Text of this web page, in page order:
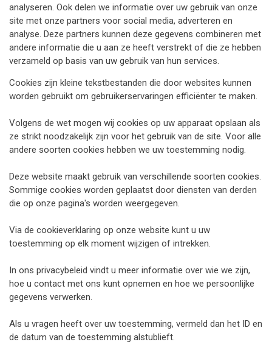
analyseren. Ook delen we informatie over uw gebruik van onze
site met onze partners voor social media, adverteren en
analyse. Deze partners kunnen deze gegevens combineren met
andere informatie die u aan ze heeft verstrekt of die ze hebben
verzameld op basis van uw gebruik van hun services.
Cookies zijn kleine tekstbestanden die door websites kunnen
worden gebruikt om gebruikerservaringen efficiënter te maken.
Volgens de wet mogen wij cookies op uw apparaat opslaan als
ze strikt noodzakelijk zijn voor het gebruik van de site. Voor alle
andere soorten cookies hebben we uw toestemming nodig.
Deze website maakt gebruik van verschillende soorten cookies.
Sommige cookies worden geplaatst door diensten van derden
die op onze pagina's worden weergegeven.
Via de cookieverklaring op onze website kunt u uw
toestemming op elk moment wijzigen of intrekken.
In ons privacybeleid vindt u meer informatie over wie we zijn,
hoe u contact met ons kunt opnemen en hoe we persoonlijke
gegevens verwerken.
Als u vragen heeft over uw toestemming, vermeld dan het ID en
de datum van de toestemming alstublieft.